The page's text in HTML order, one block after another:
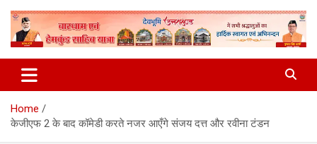
Jan Sadan
Home
केजीएफ 2 के बाद कॉमेडी करते नजर आएँगे संजय दत्त और रवीना टंडन